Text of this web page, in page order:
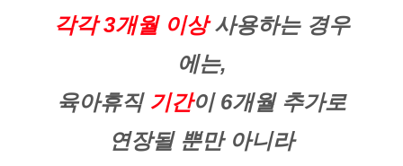
각각 3개월 이상사용하는 경우
에는,
육아휴직 기간이 6개월 추가로
연장될 뿐만 아니라